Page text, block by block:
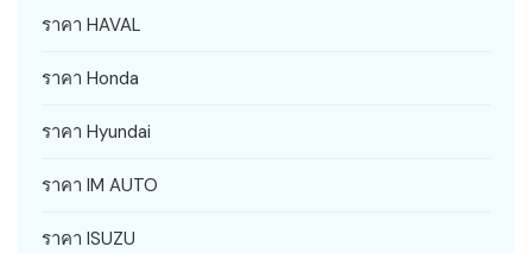
ราคา HAVAL
ราคา Honda
ราคา Hyundai
ราคา IM AUTO
ราคา ISUZU